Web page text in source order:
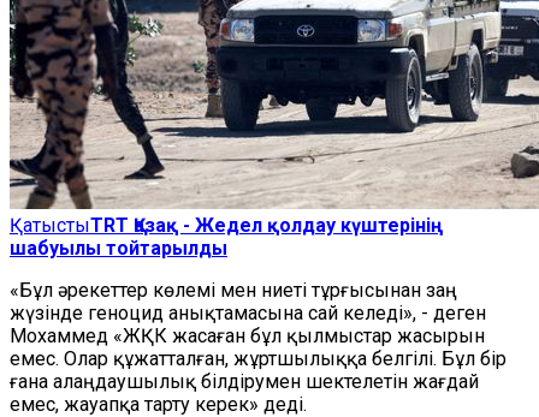
ҚатыстыTRT Қазақ - Жедел қолдау күштерінің
шабуылы тойтарылды
«Бұл әрекеттер көлемі мен ниеті тұрғысынан заң
жүзінде геноцид анықтамасына сай келеді», - деген
Мохаммед «ЖҚК жасаған бұл қылмыстар жасырын
емес. Олар құжатталған, жұртшылыққа белгілі. Бұл бір
ғана алаңдаушылық білдірумен шектелетін жағдай
емес, жауапқа тарту керек» деді.